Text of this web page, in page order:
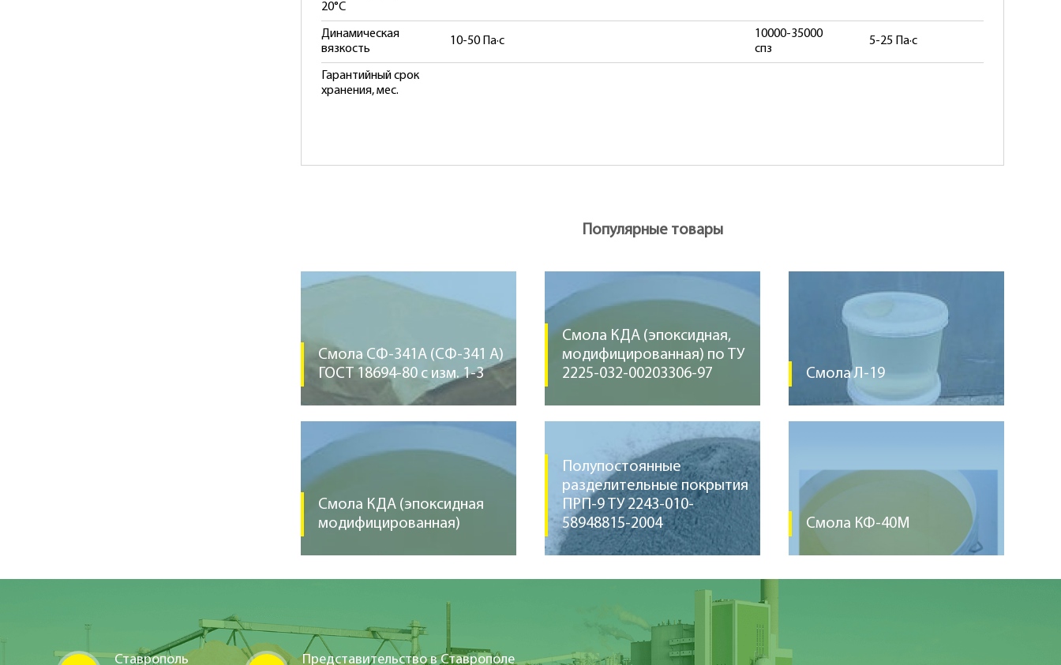
20°С
Динамическая
вязкость
10-50 Па·с
10000-35000
спз
5-25 Па·с
Гарантийный срок
хранения, мес.
Популярные товары
Смола СФ-341А (СФ-341 А)
ГОСТ 18694-80 с изм. 1-3
Смола КДА (эпоксидная,
модифицированная) по ТУ
2225-032-00203306-97
Смола Л-19
Смола КДА (эпоксидная
модифицированная)
Полупостоянные
разделительные покрытия
ПРП-9 ТУ 2243-010-
58948815-2004
Смола КФ-40М
Ставрополь Представительство в Ставрополе